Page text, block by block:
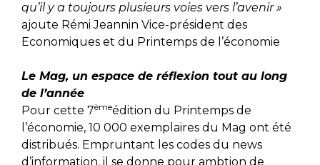
qu’il y a toujours plusieurs voies vers l’avenir »
ajoute Rémi Jeannin Vice-président des
Economiques et du Printemps de l’économie
Le Mag, un espace de réflexion tout au long
de l’année
Pour cette 7èmeédition du Printemps de
l’économie, 10 000 exemplaires du Mag ont été
distribués. Empruntant les codes du news
d’information, il se donne pour ambtion de